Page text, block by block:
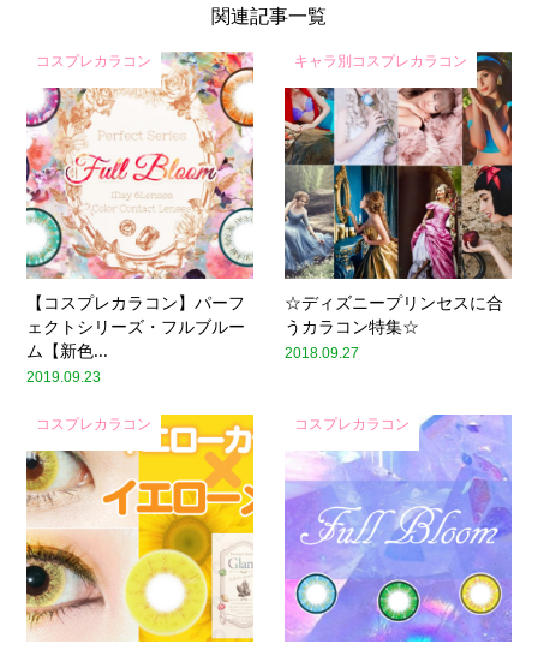
関連記事一覧
コスプレカラコン
【コスプレカラコン】パーフ
ェクトシリーズ・フルブルー
ム【新色...
2019.09.23
キャラ別コスプレカラコン
☆ディズニープリンセスに合
うカラコン特集☆
2018.09.27
コスプレカラコン コスプレカラコン